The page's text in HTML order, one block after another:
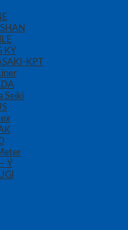
KÝ
KPT
Seiki
Ý